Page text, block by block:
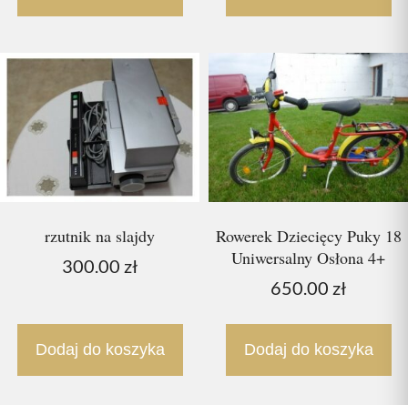
rzutnik na slajdy
300.00 zł
Dodaj do koszyka
Rowerek Dziecięcy Puky 18
Uniwersalny Osłona 4+
650.00 zł
Dodaj do koszyka